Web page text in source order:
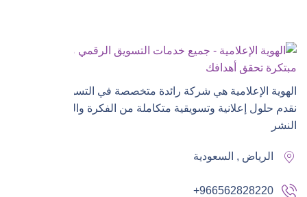
الهوية الإعلامية هي شركة رائدة متخصصة في التسويق الرقمي،
نقدم حلول إعلانية وتسويقية متكاملة من الفكرة والتنفيذ إلى
النشر
الرياض , السعودية
+966562828220